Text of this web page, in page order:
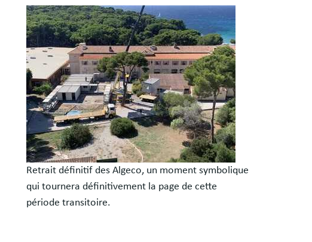
Blocs
libres
Image
Retrait définitif des Algeco, un moment symbolique
qui tournera définitivement la page de cette
période transitoire.